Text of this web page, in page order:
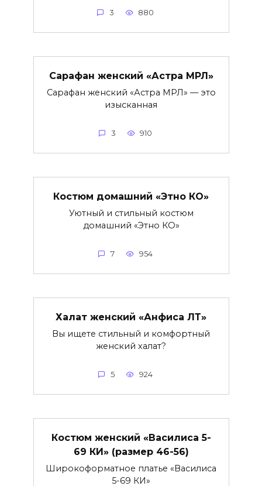
3 880
Сарафан женский «Астра МРЛ»
Сарафан женский «Астра МРЛ» — это
изысканная
3 910
Костюм домашний «Этно КО»
Уютный и стильный костюм
домашний «Этно КО»
7 954
Халат женский «Анфиса ЛТ»
Вы ищете стильный и комфортный
женский халат?
5 924
Костюм женский «Василиса 5-
69 КИ» (размер 46-56)
Широкоформатное платье «Василиса
5-69 КИ»